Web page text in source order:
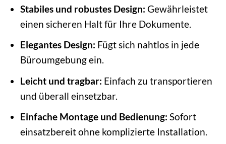
Stabiles und robustes Design: Gewährleistet
einen sicheren Halt für Ihre Dokumente.
Elegantes Design: Fügt sich nahtlos in jede
Büroumgebung ein.
Leicht und tragbar: Einfach zu transportieren
und überall einsetzbar.
Einfache Montage und Bedienung: Sofort
einsatzbereit ohne komplizierte Installation.